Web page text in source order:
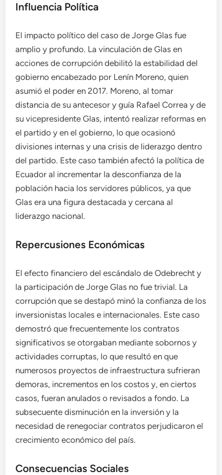
Influencia Política
El impacto político del caso de Jorge Glas fue
amplio y profundo. La vinculación de Glas en
acciones de corrupción debilitó la estabilidad del
gobierno encabezado por Lenín Moreno, quien
asumió el poder en 2017. Moreno, al tomar
distancia de su antecesor y guía Rafael Correa y de
su vicepresidente Glas, intentó realizar reformas en
el partido y en el gobierno, lo que ocasionó
divisiones internas y una crisis de liderazgo dentro
del partido. Este caso también afectó la política de
Ecuador al incrementar la desconfianza de la
población hacia los servidores públicos, ya que
Glas era una figura destacada y cercana al
liderazgo nacional.
Repercusiones Económicas
El efecto financiero del escándalo de Odebrecht y
la participación de Jorge Glas no fue trivial. La
corrupción que se destapó minó la confianza de los
inversionistas locales e internacionales. Este caso
demostró que frecuentemente los contratos
significativos se otorgaban mediante sobornos y
actividades corruptas, lo que resultó en que
numerosos proyectos de infraestructura sufrieran
demoras, incrementos en los costos y, en ciertos
casos, fueran anulados o revisados a fondo. La
subsecuente disminución en la inversión y la
necesidad de renegociar contratos perjudicaron el
crecimiento económico del país.
Consecuencias Sociales